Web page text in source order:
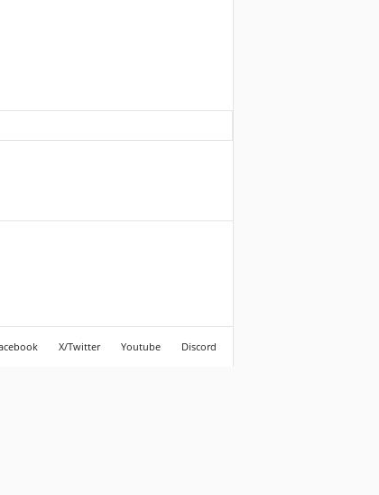
X/Twitter Youtube Discord